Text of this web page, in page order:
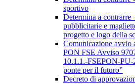
sportivo
Determina a contrarre
pubblicitarie e
progetto e logo della
Comunicazione avvio
PON FSE Avviso
10.1.1.-FSEPON-
ponte per il futuro”
Decreto di